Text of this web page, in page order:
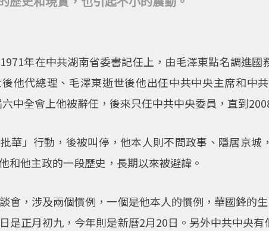
年在中共湖南省委書記任上，由毛澤東點名調進
他代總理、毛澤東逝世後他出任中共中央主席和中
中全會上他被辭任，後來只任中共中央委員，直到
華」行動，後被叫停，他本人則不問政事、隱居京
和他主政的一段歷史，長期以來被避諱。
會，涉及兩個慣例，一個是他本人的慣例，華國鋒的
是正月初九，今年則是新曆2月20日。另外中共中央